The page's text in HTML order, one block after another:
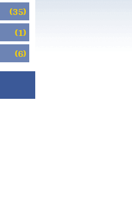
(35)
(1)
(6)